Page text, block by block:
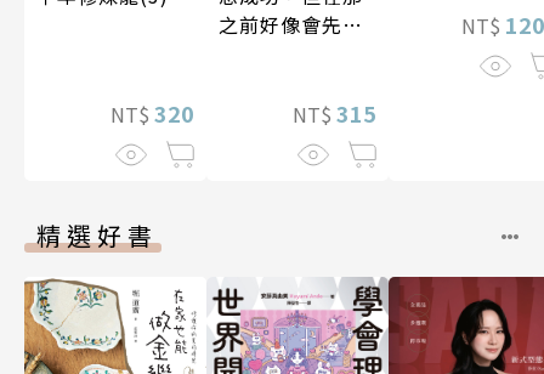
NT$ 320
之前好像會先死
NT$ 315
NT$
精選好書